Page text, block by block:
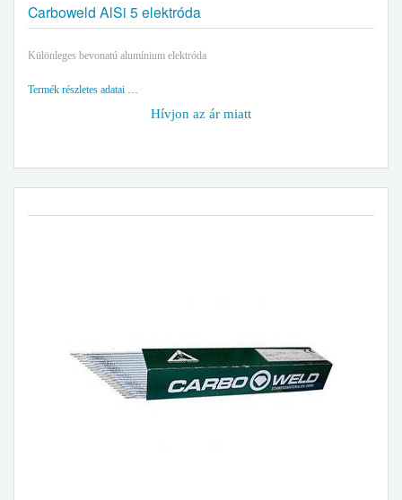
Carboweld AlSi 5 elektróda
Különleges bevonatú alumínium elektróda
Termék részletes adatai …
Hívjon az ár miatt